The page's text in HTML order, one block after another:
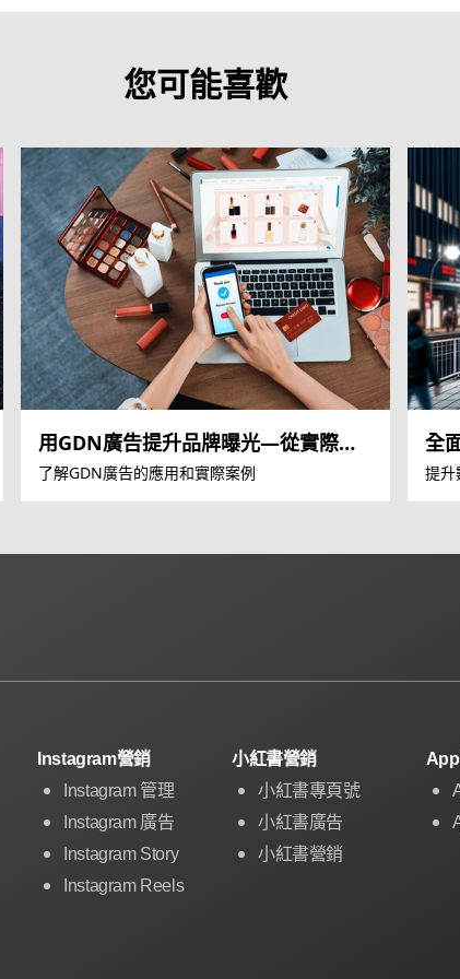
您可能喜歡
用GDN廣告提升品牌曝光—從實際案
例看效果
了解GDN廣告的應用和實際案例
全
提升
Instagram營銷
Instagram 管理
Instagram 廣告
Instagram Story
Instagram Reels
小紅書營銷
小紅書專頁號
小紅書廣告
小紅書營銷